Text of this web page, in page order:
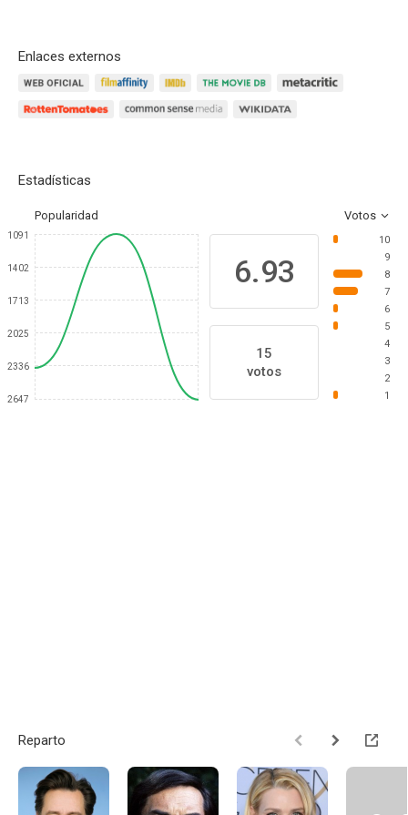
Enlaces externos
Estadísticas
Popularidad Votos
1091
1402
1713
2025
2336
2647
6.93
15
votos
10
9
8
7
6
5
4
3
2
1
Reparto